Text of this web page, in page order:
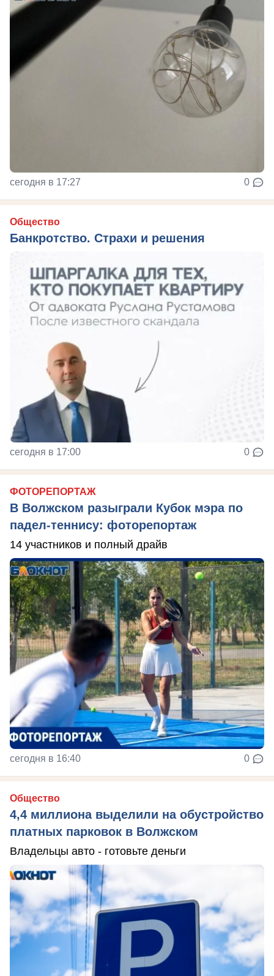
сегодня в 17:27 0
Общество
Банкротство. Страхи и решения
сегодня в 17:00 0
ФОТОРЕПОРТАЖ
В Волжском разыграли Кубок мэра по
падел-теннису: фоторепортаж
14 участников и полный драйв
сегодня в 16:40 0
Общество
4,4 миллиона выделили на обустройство
платных парковок в Волжском
Владельцы авто - готовьте деньги